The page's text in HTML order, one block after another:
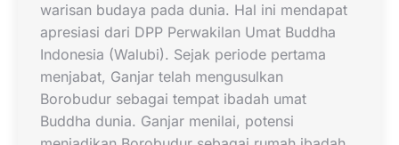
warisan budaya pada dunia. Hal ini mendapat
apresiasi dari DPP Perwakilan Umat Buddha
Indonesia (Walubi). Sejak periode pertama
menjabat, Ganjar telah mengusulkan
Borobudur sebagai tempat ibadah umat
Buddha dunia. Ganjar menilai, potensi